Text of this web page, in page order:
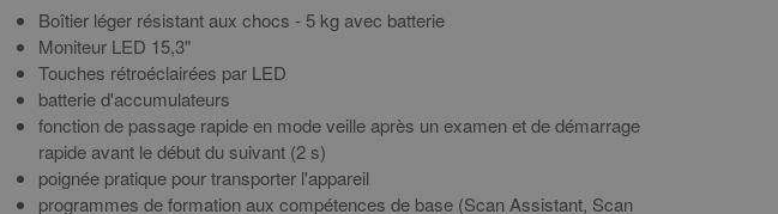
Boîtier léger résistant aux chocs - 5 kg avec batterie
Moniteur LED 15,3"
Touches rétroéclairées par LED
batterie d'accumulateurs
fonction de passage rapide en mode veille après un examen et de démarrage
rapide avant le début du suivant (2 s)
poignée pratique pour transporter l'appareil
programmes de formation aux compétences de base (Scan Assistant, Scan